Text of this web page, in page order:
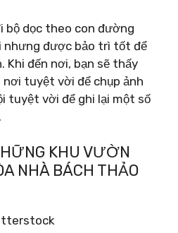
bộ dọc theo con đường
nhưng được bảo trì tốt để
Khi đến nơi, bạn sẽ thấy
nơi tuyệt vời để chụp ảnh
tuyệt vời để ghi lại một số
KHU VƯỜN
NHÀ BÁCH THẢO